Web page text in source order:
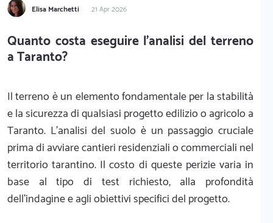
Elisa Marchetti 21 Apr 2026
Quanto costa eseguire l'analisi del terreno
a Taranto?
Il terreno è un elemento fondamentale per la stabilità
e la sicurezza di qualsiasi progetto edilizio o agricolo a
Taranto. L'analisi del suolo è un passaggio cruciale
prima di avviare cantieri residenziali o commerciali nel
territorio tarantino. Il costo di queste perizie varia in
base al tipo di test richiesto, alla profondità
dell'indagine e agli obiettivi specifici del progetto.